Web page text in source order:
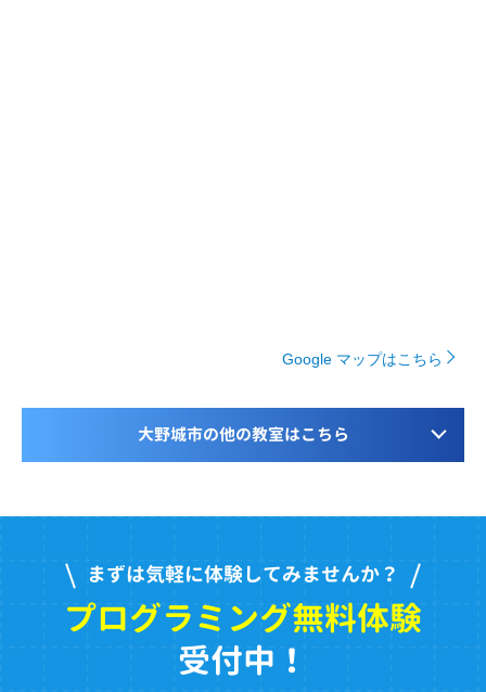
Google マップはこちら
大野城市の他の教室はこちら
まずは気軽に体験してみませんか？
プログラミング無料体験
受付中！